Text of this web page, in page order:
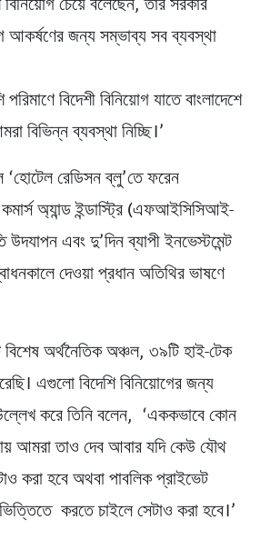
আকর্ষণের জন্য সম্ভাব্য সব ব্যবস্থা
বিদেশী বিনিয়োগ যাতে বাংলাদেশে
বিভিন্ন ব্যবস্থা নিচ্ছি।’
রেডিসন ব্লু’তে ফরেন
অ্যান্ড ইন্ডাস্ট্রি (এফআইসিসিআই-
এবং দু’দিন ব্যাপী ইনভেস্টমেন্ট
দেওয়া প্রধান অতিথির ভাষণে
বিশেষ অর্থনৈতিক অঞ্চল, ৩৯টি হাই-টেক
এগুলো বিদেশি বিনিয়োগের জন্য
করে তিনি বলেন, ‘এককভাবে কোন
আমরা তাও দেব আবার যদি কেউ যৌথ
করা হবে অথবা পাবলিক প্রাইভেট
ভিত্তিতে করতে চাইলে সেটাও করা হবে।’